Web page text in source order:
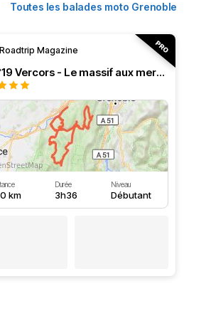
Toutes les balades moto Grenoble
Roadtrip Magazine
RT n°19 Vercors - Le massif aux merveilles.
km
Durée
3h36
Niveau
Débutant